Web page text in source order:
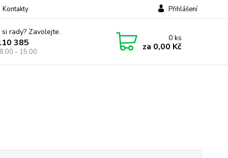
Kontakty Přihlášení
rady? Zavolejte.
385
- 15:00
0ks
za 0,00 Kč